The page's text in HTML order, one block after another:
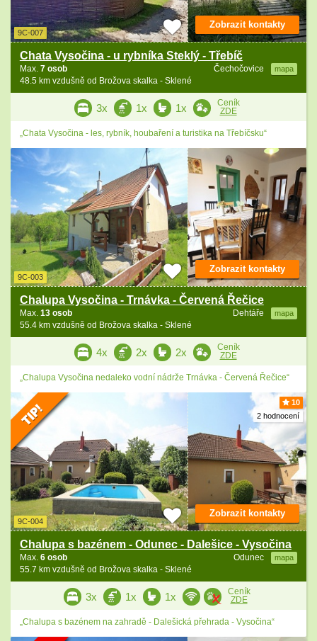
9C-007
Chata Vysočina - u rybníka Steklý - Třebíč
Čechočovice mapa
Max. 7 osob
48.5 km vzdušně od Brožova skalka - Sklené
Zobrazit kontakty
3x 1x 1x
Ceník
ZDE
„Chata Vysočina - les, rybník, houbaření a turistika na Třebíčsku“
9C-003
Chalupa Vysočina - Trnávka - Červená Řečice
Dehtáře mapa
Max. 13 osob
55.4 km vzdušně od Brožova skalka - Sklené
Zobrazit kontakty
4x 2x 2x
Ceník
ZDE
„Chalupa Vysočina nedaleko vodní nádrže Trnávka - Červená Řečice“
10
2 hodnocení
9C-004
Chalupa s bazénem - Odunec - Dalešice - Vysočina
Odunec mapa
Max. 6 osob
55.7 km vzdušně od Brožova skalka - Sklené
Zobrazit kontakty
3x 1x 1x
Ceník
ZDE
„Chalupa s bazénem na zahradě - Dalešická přehrada - Vysočina“